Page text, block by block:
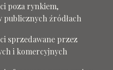
poza rynkiem,
publicznych źródłach
sprzedawane przez
i komercyjnych